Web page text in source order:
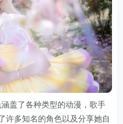
盖了各种类型的动漫，歌手
许多知名的角色以及分享她自